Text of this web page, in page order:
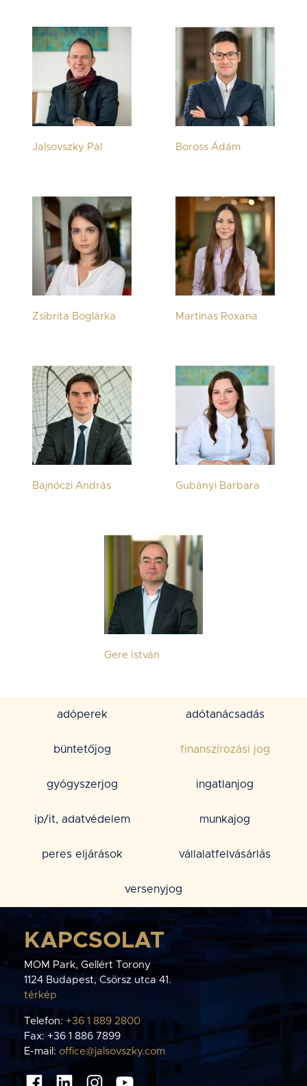
Jalsovszky Pál Boross Ádám
Zsibrita Boglárka Martinas Roxana
Bajnóczi András Gubányi Barbara
Gere István
adóperek adótanácsadás
büntetőjog finanszírozási jog
gyógyszerjog ingatlanjog
ip/it, adatvédelem munkajog
peres eljárások vállalatfelvásárlás
versenyjog
KAPCSOLAT
MOM Park, Gellért Torony
1124 Budapest, Csörsz utca 41.
térkép
Telefon: +36 1 889 2800
Fax: +36 1 886 7899
E-mail: office@jalsovszky.com